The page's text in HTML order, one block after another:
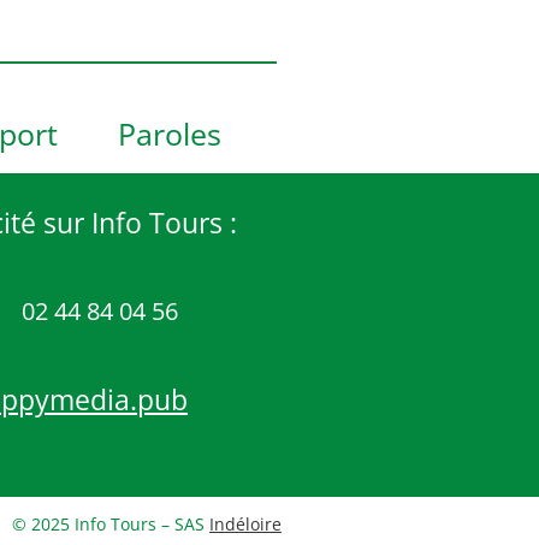
Paroles
sur Info Tours :
02 44 84 04 56
© 2025 Info Tours – SAS Indéloire